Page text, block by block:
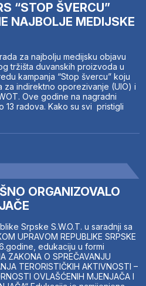
“STOP ŠVERCU”
NAJBOLJE MEDIJSKE
za najbolju medijsku objavu
tržišta duvanskih proizvoda u
kampanja “Stop švercu” koju
za indirektno oporezivanje (UIO) i
Ove godine na nagradni
13 radova. Kako su svi pristigli
ORGANIZOVALO
Srpske S.W.O.T. u saradnji sa
UPRAVOM REPUBLIKE SRPSKE
edukaciju u formi
ZAKONA O SPREČAVANJU
TERORISTIČKIH AKTIVNOSTI –
OVLAŠĆENIH MJENJAČA I